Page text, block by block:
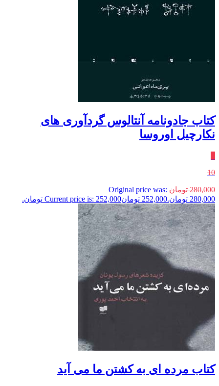
کتاب جادونامه آنتالوس گردآوری های
نکارچیل اوروسا
10
280,000 تومان Original price was:
280,000 تومان.
252,000 تومانCurrent price is: 252,000 تومان.
کتاب مرده ای به کشتن ما می آید